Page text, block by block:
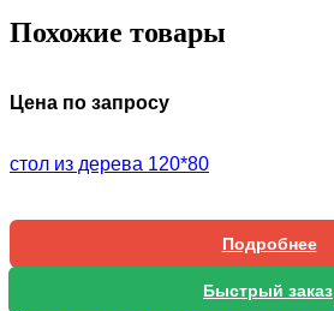
Похожие товары
Цена по запросу
стол из дерева 120*80
Подробнее
Быстрый заказ